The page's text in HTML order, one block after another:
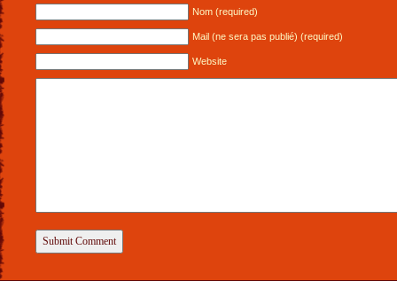
Nom (required)
Mail (ne sera pas publié) (required)
Website